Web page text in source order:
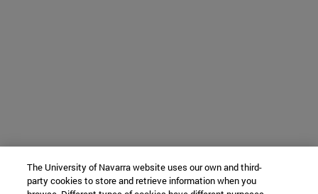
The University of Navarra website uses our own and third-
party cookies to store and retrieve information when you